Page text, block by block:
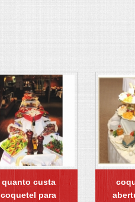
quanto custa
coquetel para